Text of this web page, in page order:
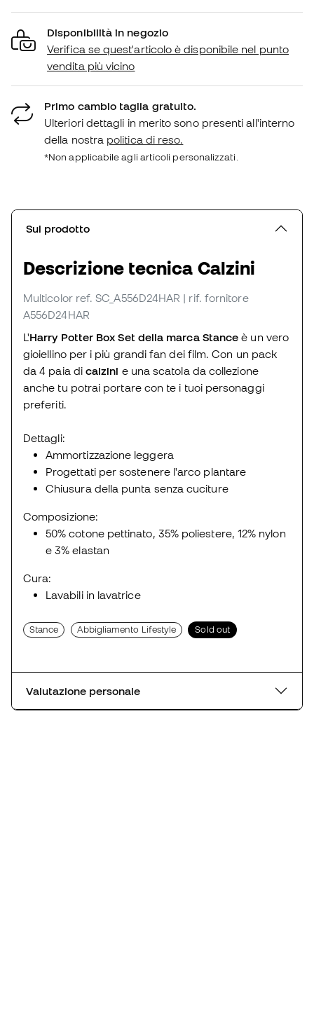
Disponibilità in negozio
Verifica se quest'articolo è disponibile nel punto
vendita più vicino
Primo cambio taglia gratuito.
Ulteriori dettagli in merito sono presenti all'interno
della nostra politica di reso.
*Non applicabile agli articoli personalizzati.
Sul prodotto
Descrizione tecnica Calzini
Multicolor ref. SC_A556D24HAR | rif. fornitore
A556D24HAR
L'Harry Potter Box Set della marca Stance è un vero
gioiellino per i più grandi fan dei film. Con un pack
da 4 paia dicalzini e una scatola da collezione
anche tu potrai portare con te i tuoi personaggi
preferiti.
Dettagli:
Ammortizzazione leggera
Progettati per sostenere l'arco plantare
Chiusura della punta senza cuciture
Composizione:
50% cotone pettinato, 35% poliestere, 12% nylon
e 3% elastan
Cura:
Lavabili in lavatrice
Stance Abbigliamento Lifestyle Sold out
Valutazione personale